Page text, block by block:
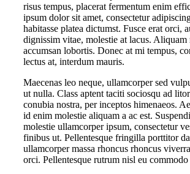
risus tempus, placerat fermentum enim
ipsum dolor sit amet, consectetur
habitasse platea dictumst. Fusce erat orci,
dignissim vitae, molestie at lacus. Aliquam
accumsan lobortis. Donec at mi tempus,
lectus at, interdum mauris.
Maecenas leo neque, ullamcorper sed
ut nulla. Class aptent taciti sociosqu ad
conubia nostra, per inceptos himenaeos.
id enim molestie aliquam a ac est.
molestie ullamcorper ipsum, consectetur
finibus ut. Pellentesque fringilla porttitor
ullamcorper massa rhoncus rhoncus
orci. Pellentesque rutrum nisl eu commodo